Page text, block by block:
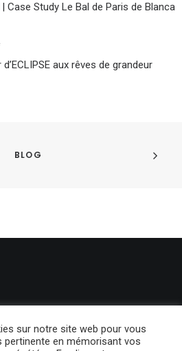
Case Study Le Bal de Paris de Blanca
aux rêves de grandeur
BLOG
sur notre site web pour vous
pertinente en mémorisant vos